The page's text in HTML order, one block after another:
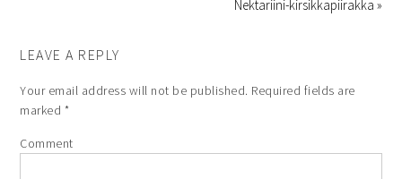
Nektariini-kirsikkapiirakka »
LEAVE A REPLY
Your email address will not be published. Required fields are
marked *
Comment